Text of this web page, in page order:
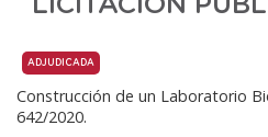
LICITACION
ADJUDICADA
Construcción de un Laboratorio
642/2020.